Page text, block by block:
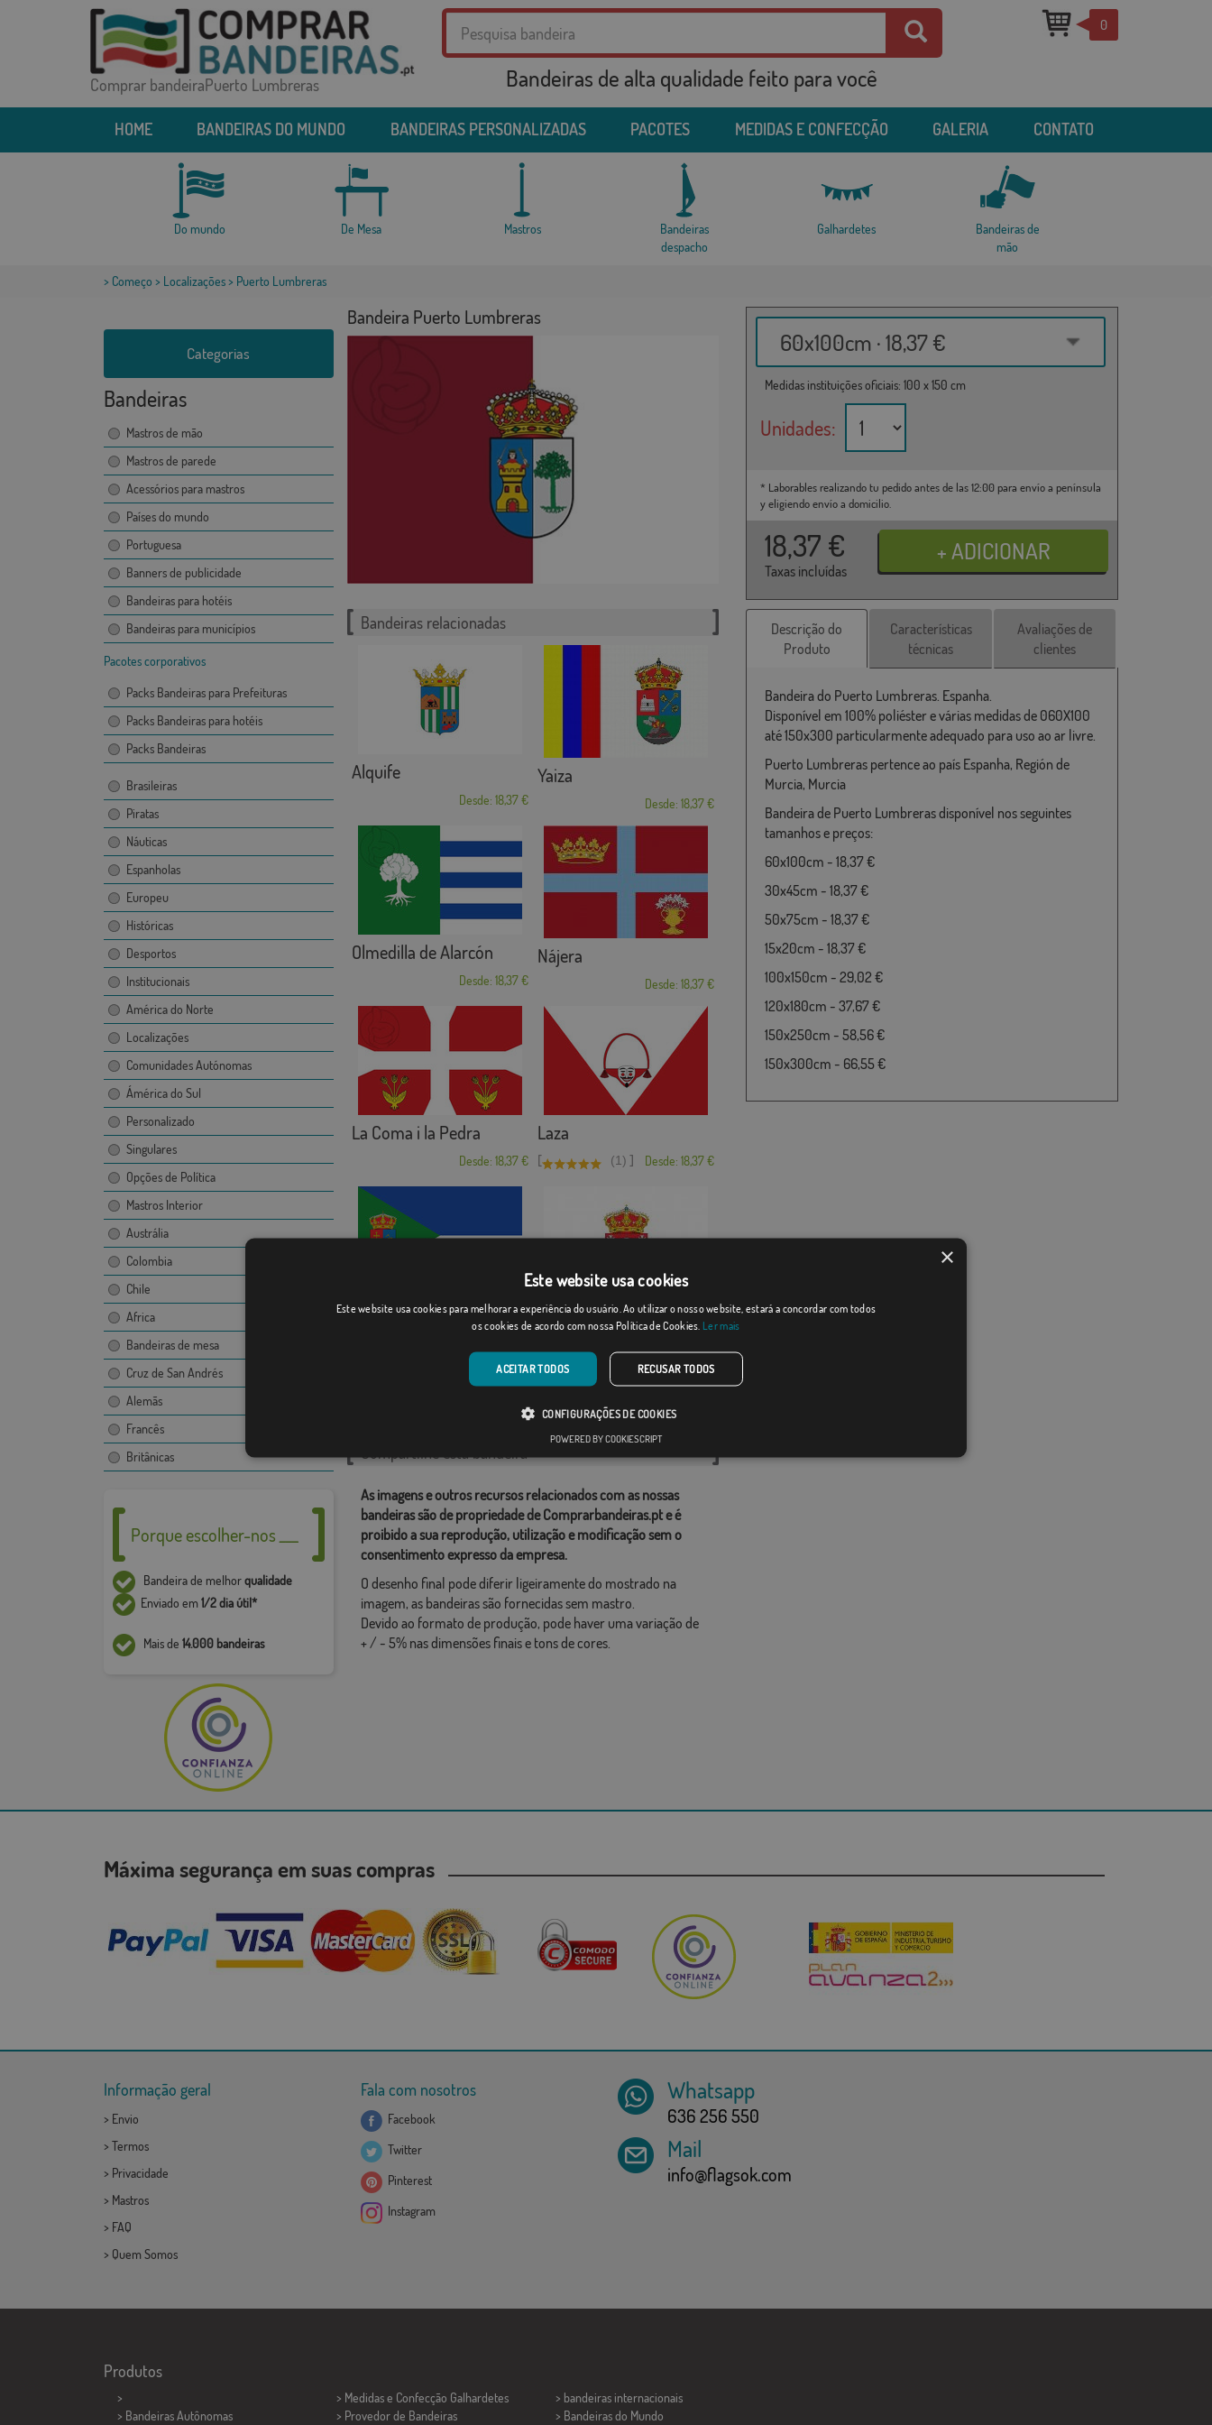
Comprar bandeiraPuerto Lumbreras Bandeiras de alta qualidade feito para você
0
HOME BANDEIRAS DO MUNDO BANDEIRAS PERSONALIZADAS PACOTES MEDIDAS E CONFECÇÃO GALERIA CONTATO
Do mundo De Mesa Mastros
Bandeiras
despacho
Galhardetes
Bandeiras de
mão
> Começo > Localizações> Puerto Lumbreras
Categorias
Bandeiras
Mastros de mão
Mastros de parede
Acessórios para mastros
Países do mundo
Portuguesa
Banners de publicidade
Bandeiras para hotéis
Bandeiras para municípios
Pacotes corporativos
Packs Bandeiras para Prefeituras
Packs Bandeiras para hotéis
Packs Bandeiras
Brasileiras
Piratas
Náuticas
Espanholas
Europeu
Históricas
Desportos
Institucionais
América do Norte
Localizações
Comunidades Autónomas
Ámérica do Sul
Personalizado
Singulares
Opções de Política
Mastros Interior
Austrália
Colombia
Chile
Africa
Bandeiras de mesa
Cruz de San Andrés
Alemãs
Francês
Britânicas
Porque escolher-nos ___
Bandeira de melhorqualidade
Enviado em1/2 dia útil*
Mais de 14.000 bandeiras
Bandeira Puerto Lumbreras
60x100cm · 18,37 €
Medidas instituições oficiais: 100 x 150 cm
Unidades:
* Laborables realizando tu pedido antes de las 12:00 para envío a península
y eligiendo envío a domicilio.
18,37 €
Taxas incluídas
Bandeiras relacionadas
Alquife
Desde: 18,37 €
Yaiza
Desde: 18,37 €
Olmedilla de Alarcón
Desde: 18,37 €
Nájera
Desde: 18,37 €
La Coma i la Pedra
Desde: 18,37 €
Laza
[ (1) ] Desde: 18,37 €
Montearagón
Desde: 18,37 €
Escudo MondoÃ±edo
Categorias relacionadas:
Compartilhe esta bandeira
As imagens e outros recursos relacionados com as nossas
bandeiras são de propriedade de Comprarbandeiras.pt e é
proibido a sua reprodução, utilização e modificação sem o
consentimento expresso da empresa.
O desenho final pode diferir ligeiramente do mostrado na
imagem, as bandeiras são fornecidas sem mastro.
Devido ao formato de produção, pode haver uma variação de
+ / - 5% nas dimensões finais e tons de cores.
Descrição do
Produto
Características
técnicas
Avaliações de
clientes
Bandeira do Puerto Lumbreras. Espanha.
Disponível em 100% poliéster e várias medidas de 060X100
até 150x300 particularmente adequado para uso ao ar livre.
Puerto Lumbreras pertence ao país Espanha, Región de
Murcia, Murcia
Bandeira de Puerto Lumbreras disponível nos seguintes
tamanhos e preços:
60x100cm - 18,37 €
30x45cm - 18,37 €
50x75cm - 18,37 €
15x20cm - 18,37 €
100x150cm - 29,02 €
120x180cm - 37,67 €
150x250cm - 58,56 €
150x300cm - 66,55 €
Máxima segurança em suas compras
Informação geral
> Envio
> Termos
> Privacidade
> Mastros
> FAQ
> Quem Somos
Fala com nosotros
Facebook
Twitter
Pinterest
Instagram
Whatsapp
636 256 550
Mail
info@flagsok.com
Produtos
>
> Bandeiras Autônomas
> Medidas e Confecção Galhardetes
> Provedor de Bandeiras
> bandeiras internacionais
> Bandeiras do Mundo
×
Este website usa cookies
Este website usa cookies para melhorar a experiência do usuário. Ao utilizar o nosso website, estará a concordar com todos
os cookies de acordo com nossa Política de Cookies. Ler mais
ACEITAR TODOS RECUSAR TODOS
CONFIGURAÇÕES DE COOKIES
POWERED BY COOKIESCRIPT